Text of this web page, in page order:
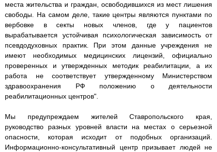
места жительства и граждан, освободившихся из мест лишения
свободы. На самом деле, такие центры являются пунктами по
вербовке в секты новых членов, где у пациентов
вырабатывается устойчивая психологическая зависимость от
псевдодуховных практик. При этом данные учреждения не
имеют необходимых медицинских лицензий, официально
проверенных и утвержденных методик реабилитации, а их
работа не соответствует утвержденному Министерством
здравоохранения РФ положению о деятельности
реабилитационных центров".
Мы предупреждаем жителей Ставропольского края,
руководство разных уровней власти на местах о серьезной
опасности, которая исходит от подобных организаций.
Информационно-консультативный центр призывает людей не